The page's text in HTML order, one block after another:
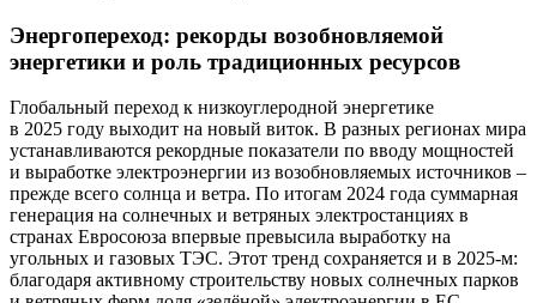
Энергопереход: рекорды возобновляемой
энергетики и роль традиционных ресурсов
Глобальный переход к низкоуглеродной энергетике
в 2025 году выходит на новый виток. В разных регионах мира
устанавливаются рекордные показатели по вводу мощностей
и выработке электроэнергии из возобновляемых источников –
прежде всего солнца и ветра. По итогам 2024 года суммарная
генерация на солнечных и ветряных электростанциях в
странах Евросоюза впервые превысила выработку на
угольных и газовых ТЭС. Этот тренд сохраняется и в 2025-м:
благодаря активному строительству новых солнечных парков